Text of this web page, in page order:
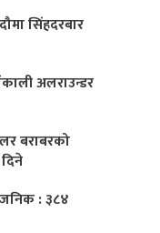
सिंहदरबार
अलराउन्डर
बराबरको
: ३८४